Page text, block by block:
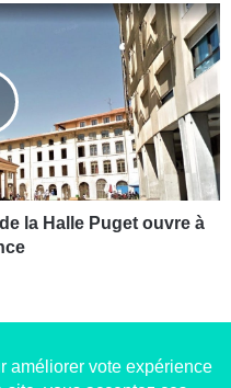
la Halle Puget ouvre à